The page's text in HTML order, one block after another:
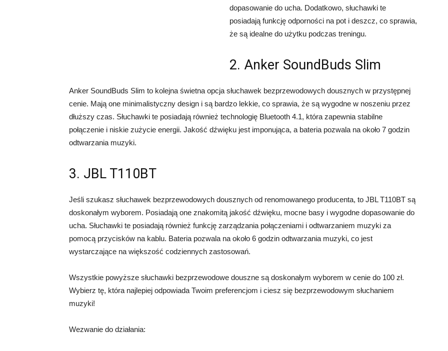
dopasowanie do ucha. Dodatkowo, słuchawki te
posiadają funkcję odporności na pot i deszcz, co sprawia,
że są idealne do użytku podczas treningu.
2. Anker SoundBuds Slim
Anker SoundBuds Slim to kolejna świetna opcja słuchawek bezprzewodowych dousznych w przystępnej
cenie. Mają one minimalistyczny design i są bardzo lekkie, co sprawia, że są wygodne w noszeniu przez
dłuższy czas. Słuchawki te posiadają również technologię Bluetooth 4.1, która zapewnia stabilne
połączenie i niskie zużycie energii. Jakość dźwięku jest imponująca, a bateria pozwala na około 7 godzin
odtwarzania muzyki.
3. JBL T110BT
Jeśli szukasz słuchawek bezprzewodowych dousznych od renomowanego producenta, to JBL T110BT są
doskonałym wyborem. Posiadają one znakomitą jakość dźwięku, mocne basy i wygodne dopasowanie do
ucha. Słuchawki te posiadają również funkcję zarządzania połączeniami i odtwarzaniem muzyki za
pomocą przycisków na kablu. Bateria pozwala na około 6 godzin odtwarzania muzyki, co jest
wystarczające na większość codziennych zastosowań.
Wszystkie powyższe słuchawki bezprzewodowe douszne są doskonałym wyborem w cenie do 100 zł.
Wybierz tę, która najlepiej odpowiada Twoim preferencjom i ciesz się bezprzewodowym słuchaniem
muzyki!
Wezwanie do działania: